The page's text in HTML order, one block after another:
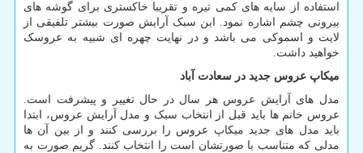
استفاده از سایه های کمی تیره و تقریبا خاکستری برای گوشه های
بیرونی چشم اشاره نمود. این سبک آرایش صورت بیشتر تلفیقی از
لایت و اسموکی می باشد و در نهایت چهره ای شبیه به عروسک
خواهید داشت.
میکاپ عروس جدید در سعادت آباد
مدل های آرایش عروس هر سال در حال تغییر و پیشرفت است.
عروس خانم ها باید قبل از انتخاب سبک و مدل آرایش عروس، ابتدا
باید مدل های جدید میکاپ عروس را بررسی کنند و از بین آن ها
مدلی که متناسب با صورتشان است را انتخاب کنند. گریم صورت به